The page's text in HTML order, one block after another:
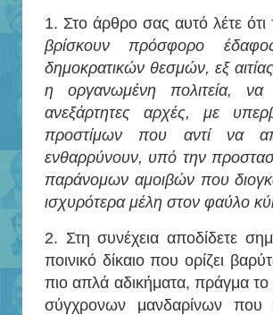
1. Στο άρθρο σας αυτό λέτε
βρίσκουν πρόσφορο
δημοκρατικών θεσμών, εξ
η οργανωμένη πολιτεία,
ανεξάρτητες αρχές, με
προστίμων που αντί να
ενθαρρύνουν, υπό την
παράνομων αμοιβών που
ισχυρότερα μέλη στον φαύλο
2. Στη συνέχεια αποδίδετε
ποινικό δίκαιο που ορίζει
πιο απλά αδικήματα, πράγμα το
σύγχρονων μανδαρίνων που